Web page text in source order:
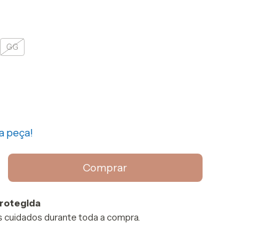
GG
peça!
cuidados durante toda a compra.